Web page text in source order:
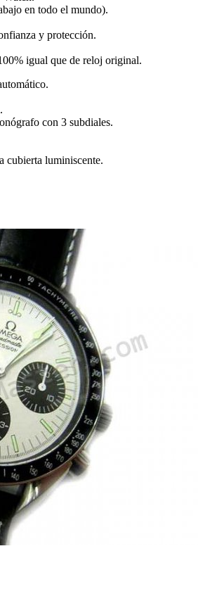
en todo el mundo).
y protección.
igual que de reloj original.
con 3 subdiales.
cubierta luminiscente.